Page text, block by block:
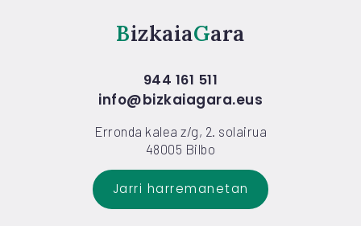
Bizkaia Gara
944 161 511
info@bizkaiagara.eus
Erronda kalea z/g, 2. solairua
48005 Bilbo
Jarri harremanetan